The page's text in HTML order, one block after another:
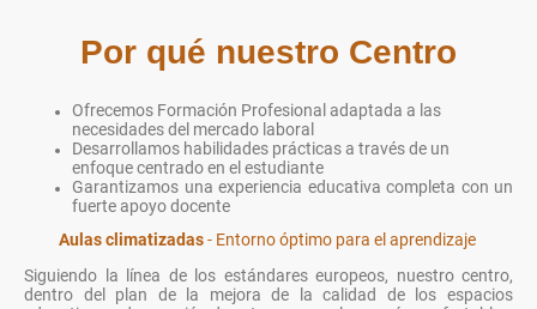
Por qué nuestro Centro
Ofrecemos Formación Profesional adaptada a las
necesidades del mercado laboral
Desarrollamos habilidades prácticas a través de un
enfoque centrado en el estudiante
Garantizamos una experiencia educativa completa con un
fuerte apoyo docente
Aulas climatizadas- Entorno óptimo para el aprendizaje
Siguiendo la línea de los estándares europeos, nuestro centro,
dentro del plan de la mejora de la calidad de los espacios